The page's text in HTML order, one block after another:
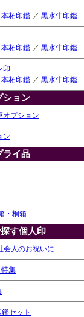
本柘印鑑 ／ 黒水牛印鑑
本柘印鑑 ／ 黒水牛印鑑
印
本柘印鑑 ／ 黒水牛印鑑
ション
オプション
ン
ライ品
・桐箱
す個人印
会人のお祝いに
集
セット